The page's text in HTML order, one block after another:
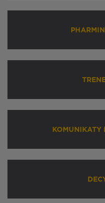
KOMUNIKATY